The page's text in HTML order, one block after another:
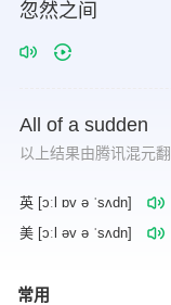
忽然之间
All of a sudden
以上结果由腾讯混元
英 [ɔːl ɒv ə ˈsʌdn]
美 [ɔːl əv ə ˈsʌdn]
常用